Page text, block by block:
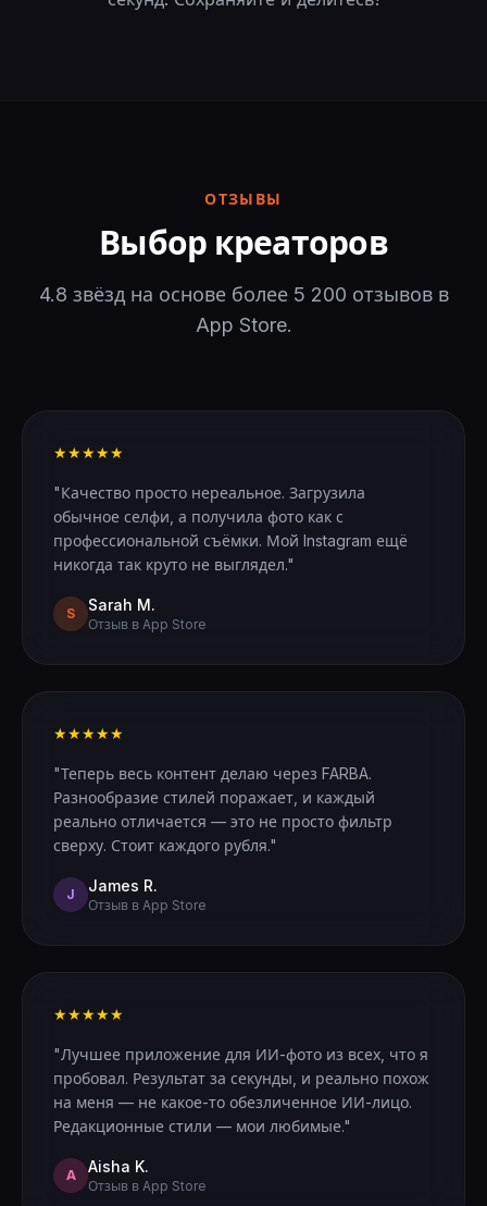
ОТЗЫВЫ
Выбор креаторов
4.8 звёзд на основе более 5 200 отзывов в
App Store.
★★★★★
"Качество просто нереальное. Загрузила
обычное селфи, а получила фото как с
профессиональной съёмки. Мой Instagram ещё
никогда так круто не выглядел."
S Sarah M.
Отзыв в App Store
★★★★★
"Теперь весь контент делаю через FARBA.
Разнообразие стилей поражает, и каждый
реально отличается — это не просто фильтр
сверху. Стоит каждого рубля."
J James R.
Отзыв в App Store
★★★★★
"Лучшее приложение для ИИ-фото из всех, что я
пробовал. Результат за секунды, и реально похож
на меня — не какое-то обезличенное ИИ-лицо.
Редакционные стили — мои любимые."
A Aisha K.
Отзыв в App Store